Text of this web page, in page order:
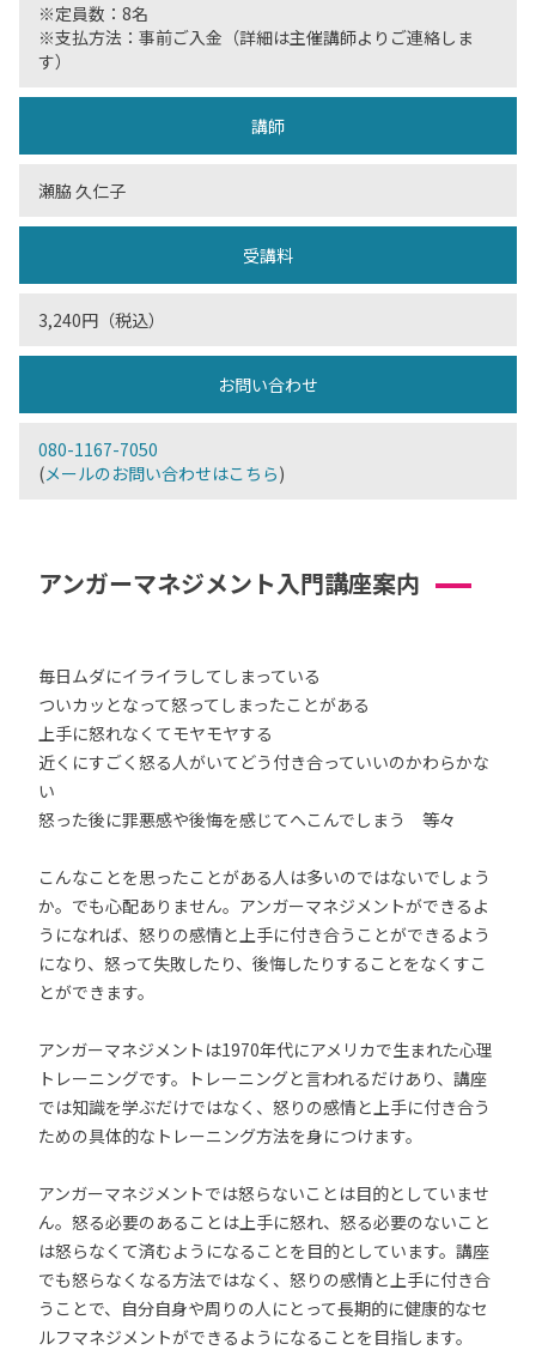
※定員数：8名
※支払方法：事前ご入金（詳細は主催講師よりご連絡しま
す）
講師
瀬脇 久仁子
受講料
3,240円（税込）
お問い合わせ
080-1167-7050
(メールのお問い合わせはこちら)
アンガーマネジメント入門講座案内
毎日ムダにイライラしてしまっている
ついカッとなって怒ってしまったことがある
上手に怒れなくてモヤモヤする
近くにすごく怒る人がいてどう付き合っていいのかわらかな
い
怒った後に罪悪感や後悔を感じてへこんでしまう 等々
こんなことを思ったことがある人は多いのではないでしょう
か。でも心配ありません。アンガーマネジメントができるよ
うになれば、怒りの感情と上手に付き合うことができるよう
になり、怒って失敗したり、後悔したりすることをなくすこ
とができます。
アンガーマネジメントは1970年代にアメリカで生まれた心理
トレーニングです。トレーニングと言われるだけあり、講座
では知識を学ぶだけではなく、怒りの感情と上手に付き合う
ための具体的なトレーニング方法を身につけます。
アンガーマネジメントでは怒らないことは目的としていませ
ん。怒る必要のあることは上手に怒れ、怒る必要のないこと
は怒らなくて済むようになることを目的としています。講座
でも怒らなくなる方法ではなく、怒りの感情と上手に付き合
うことで、自分自身や周りの人にとって長期的に健康的なセ
ルフマネジメントができるようになることを目指します。